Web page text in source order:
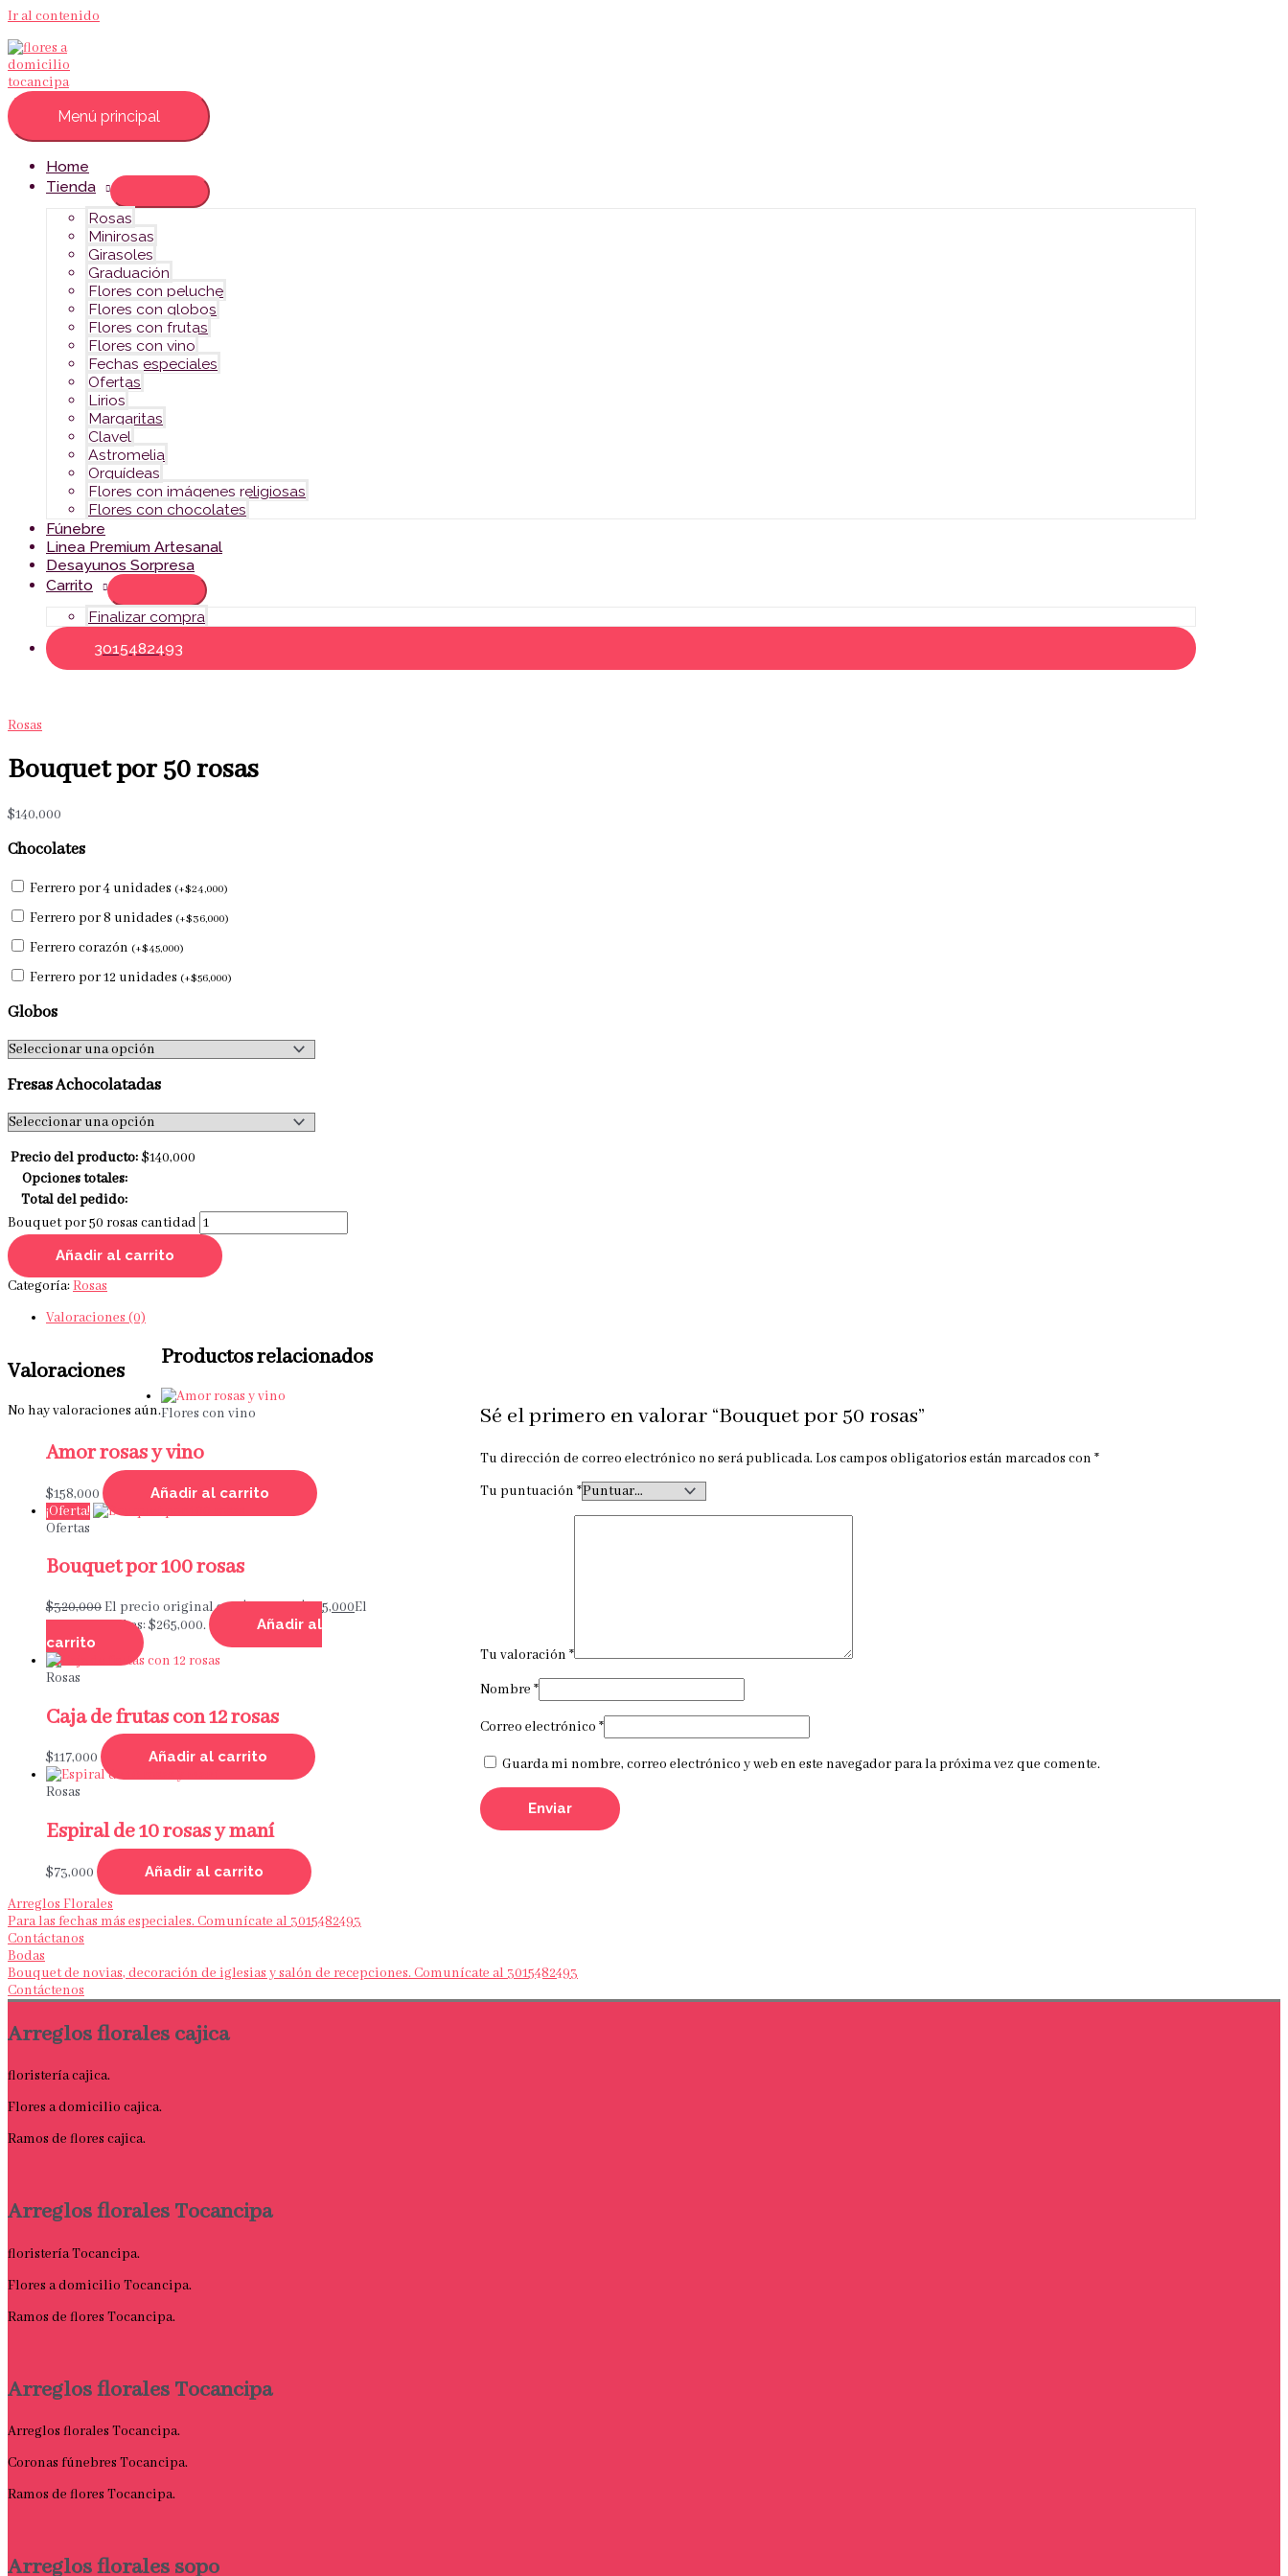
Ir al contenido
Menú principal
Home
Tienda
Rosas
Minirosas
Girasoles
Graduación
Flores con peluche
Flores con globos
Flores con frutas
Flores con vino
Fechas especiales
Ofertas
Lirios
Margaritas
Clavel
Astromelia
Orquídeas
Flores con imágenes religiosas
Flores con chocolates
Fúnebre
Linea Premium Artesanal
Desayunos Sorpresa
Carrito
Finalizar compra
3015482493
Rosas
Bouquet por 50 rosas
$140,000
Chocolates
Ferrero por 4 unidades (+$24,000)
Ferrero por 8 unidades (+$36,000)
Ferrero corazón (+$45,000)
Ferrero por 12 unidades (+$56,000)
Globos
Fresas Achocolatadas
Precio del producto: $140,000
Opciones totales:
Total del pedido:
Bouquet por 50 rosas cantidad
Añadir al carrito
Categoría:Rosas
Valoraciones (0)
Valoraciones
No hay valoraciones aún. Sé el primero en valorar “Bouquet por 50 rosas”
Tu dirección de correo electrónico no será publicada.Los campos obligatorios están marcados con *
Tu puntuación *
Tu valoración *
Nombre *
Correo electrónico *
Guarda mi nombre, correo electrónico y web en este navegador para la próxima vez que comente.
Productos relacionados
Flores con vino
Amor rosas y vino
$158,000
Añadir al carrito
¡Oferta!
Ofertas
Bouquet por 100 rosas
$320,000El precio original era: $320,000.$265,000El
precio actual es: $265,000.
Añadir al
carrito
Rosas
Caja de frutas con 12 rosas
$117,000 Añadir al carrito
Rosas
Espiral de 10 rosas y maní
$73,000
Añadir al carrito
Arreglos Florales
Para las fechas más especiales. Comunícate al 3015482493
Contáctanos
Bodas
Bouquet de novias, decoración de iglesias y salón de recepciones. Comunícate al 3015482493
Contáctenos
Arreglos florales cajica
floristería cajica.
Flores a domicilio cajica.
Ramos de flores cajica.
Arreglos florales Tocancipa
floristería Tocancipa.
Flores a domicilio Tocancipa.
Ramos de flores Tocancipa.
Arreglos florales Tocancipa
Arreglos florales Tocancipa.
Coronas fúnebres Tocancipa.
Ramos de flores Tocancipa.
Arreglos florales sopo